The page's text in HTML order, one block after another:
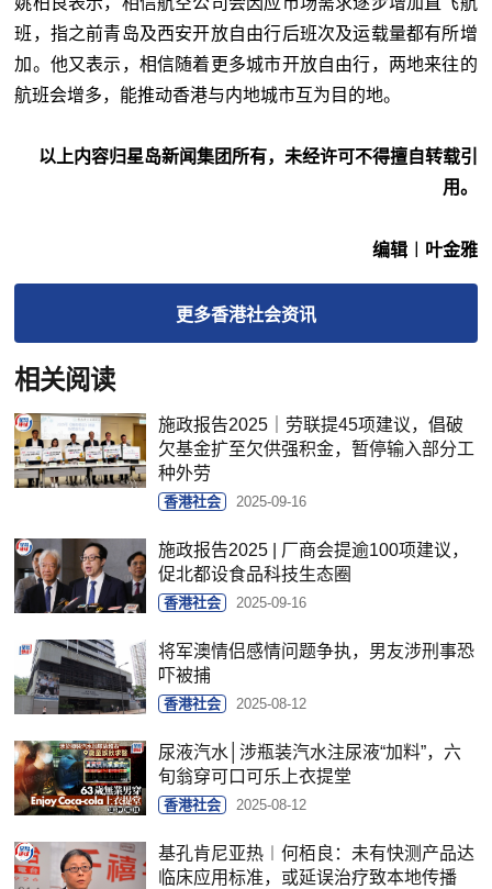
班，指之前青岛及西安开放自由行后班次及运载量都有所增
加。他又表示，相信随着更多城市开放自由行，两地来往的
航班会增多，能推动香港与内地城市互为目的地。
以上内容归星岛新闻集团所有，未经许可不得擅自转载引
用。
编辑︱叶金雅
更多香港社会资讯
相关阅读
施政报告2025｜劳联提45项建议，倡破
欠基金扩至欠供强积金，暂停输入部分工
种外劳
香港社会 2025-09-16
施政报告2025 | 厂商会提逾100项建议，
促北都设食品科技生态圈
香港社会 2025-09-16
将军澳情侣感情问题争执，男友涉刑事恐
吓被捕
香港社会 2025-08-12
尿液汽水│涉瓶装汽水注尿液“加料”，六
旬翁穿可口可乐上衣提堂
香港社会 2025-08-12
基孔肯尼亚热︱何栢良：未有快测产品达
临床应用标准，或延误治疗致本地传播